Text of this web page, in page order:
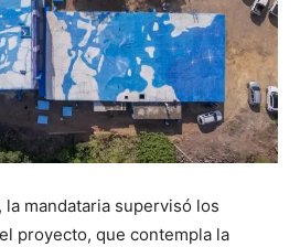
mandataria supervisó los
proyecto, que contempla la